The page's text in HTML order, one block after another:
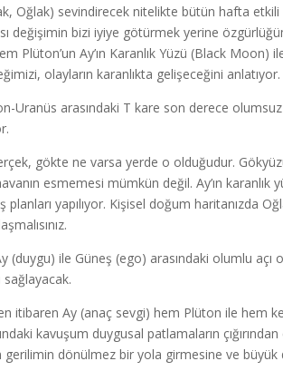
Oğlak) sevindirecek nitelikte bütün hafta
değişimin bizi iyiye götürmek yerine
Plüton’un Ay’ın Karanlık Yüzü (Black Moon)
olayların karanlıkta gelişeceğini anlatıyor.
Uranüs arasındaki T kare son derece
gökte ne varsa yerde o olduğudur.
esmemesi mümkün değil. Ay’ın
planları yapılıyor. Kişisel doğum haritanızda
(duygu) ile Güneş (ego) arasındaki olumlu
sağlayacak.
itibaren Ay (anaç sevgi) hem Plüton ile hem
kavuşum duygusal patlamaların
gerilimin dönülmez bir yola girmesine ve büyük